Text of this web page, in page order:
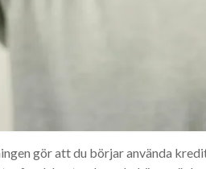
gör att du börjar använda